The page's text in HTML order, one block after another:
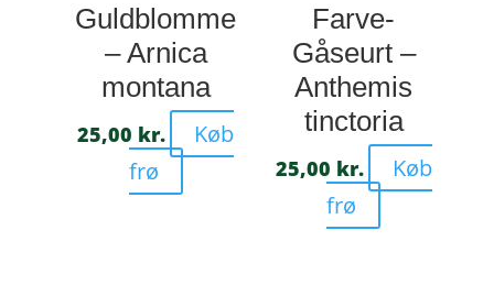
Guldblomme
– Arnica
montana
25,00 kr.
Køb
frø
Farve-
Gåseurt –
Anthemis
tinctoria
25,00 kr.
Køb
frø